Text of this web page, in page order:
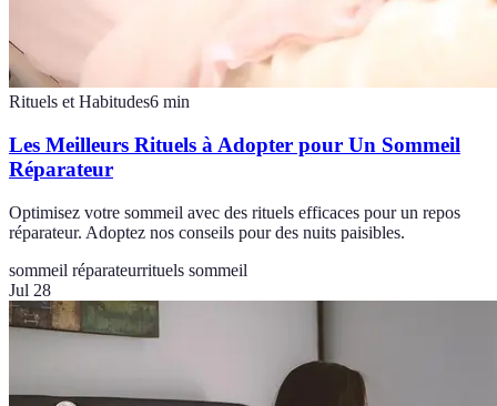
Rituels et Habitudes6 min
Les Meilleurs Rituels à Adopter pour Un Sommeil
Réparateur
Optimisez votre sommeil avec des rituels efficaces pour un repos
réparateur. Adoptez nos conseils pour des nuits paisibles.
sommeil réparateurrituels sommeil
Jul 28